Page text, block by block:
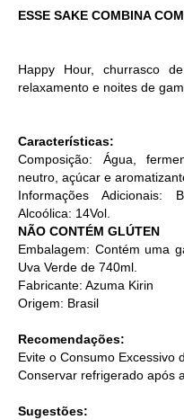
ESSE SAKE COMBINA
Happy Hour, churrasco
relaxamento e noites de
Características:
Composição: Água,
neutro, açúcar e
Informações Adicionais:
Alcoólica: 14Vol.
NÃO CONTÉM GLÚTEN
Embalagem: Contém uma
Uva Verde de 740ml.
Fabricante: Azuma Kirin
Origem: Brasil
Recomendações:
Evite o Consumo Excessivo
Conservar refrigerado após
Sugestões: